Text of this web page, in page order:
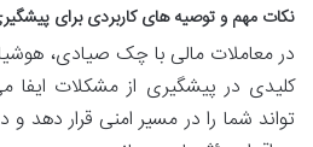
نکات مهم و توصیه های کاربردی برای
در معاملات مالی با چک صیادی،
کلیدی در پیشگیری از مشکلات ایفا
تواند شما را در مسیر امنی قرار دهد